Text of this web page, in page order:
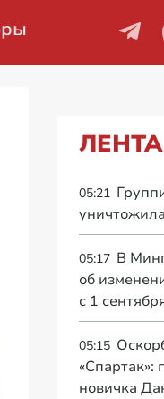
05:21
05:17 В
об
с 1
05:15
новичка